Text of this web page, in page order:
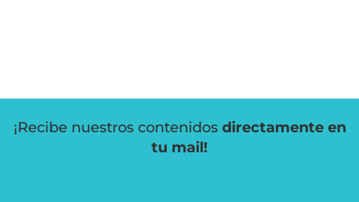
¡Recibe nuestros contenidos directamente en
tu mail!